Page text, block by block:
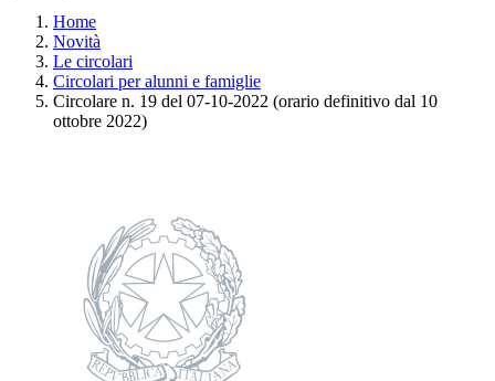
Home
Novità
Le circolari
Circolari per alunni e famiglie
Circolare n. 19 del 07-10-2022 (orario definitivo dal 10
ottobre 2022)